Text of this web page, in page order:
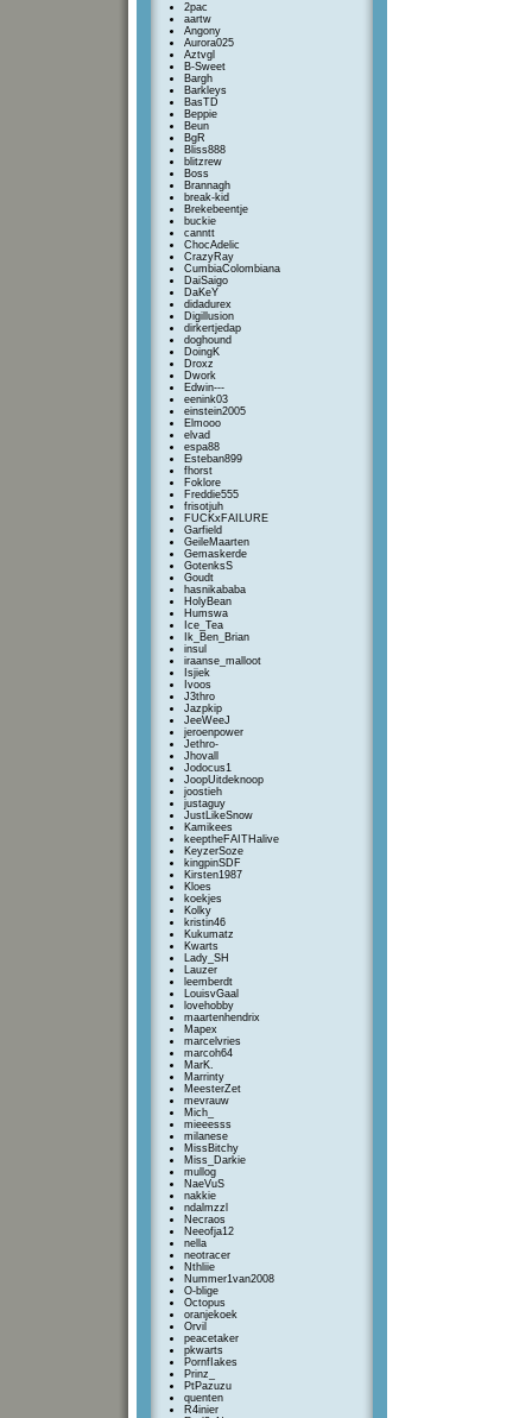
2pac
aartw
Angony
Aurora025
Aztvgl
B-Sweet
Bargh
Barkleys
BasTD
Beppie
Beun
BgR
Bliss888
blitzrew
Boss
Brannagh
break-kid
Brekebeentje
buckie
canntt
ChocAdelic
CrazyRay
CumbiaColombiana
DaiSaigo
DaKeY
didadurex
Digillusion
dirkertjedap
doghound
DoingK
Droxz
Dwork
Edwin---
eenink03
einstein2005
Elmooo
elvad
espa88
Esteban899
fhorst
Foklore
Freddie555
frisotjuh
FUCKxFAILURE
Garfield
GeileMaarten
Gemaskerde
GotenksS
Goudt
hasnikababa
HolyBean
Humswa
Ice_Tea
Ik_Ben_Brian
insul
iraanse_malloot
Isjiek
Ivoos
J3thro
Jazpkip
JeeWeeJ
jeroenpower
Jethro-
Jhovall
Jodocus1
JoopUitdeknoop
joostieh
justaguy
JustLikeSnow
Kamikees
keeptheFAITHalive
KeyzerSoze
kingpinSDF
Kirsten1987
Kloes
koekjes
Kolky
kristin46
Kukumatz
Kwarts
Lady_SH
Lauzer
leemberdt
LouisvGaal
lovehobby
maartenhendrix
Mapex
marcelvries
marcoh64
MarK.
Marrinty
MeesterZet
mevrauw
Mich_
mieeesss
milanese
MissBitchy
Miss_Darkie
mullog
NaeVuS
nakkie
ndalmzzl
Necraos
Neeofja12
nella
neotracer
Nthliie
Nummer1van2008
O-blige
Octopus
oranjekoek
Orvil
peacetaker
pkwarts
PornfIakes
Prinz_
PtPazuzu
quenten
R4inier